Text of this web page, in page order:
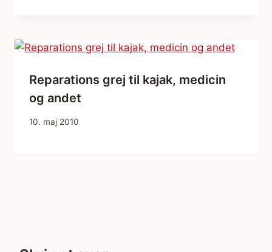
Reparations grej til kajak, medicin
og andet
10. maj 2010